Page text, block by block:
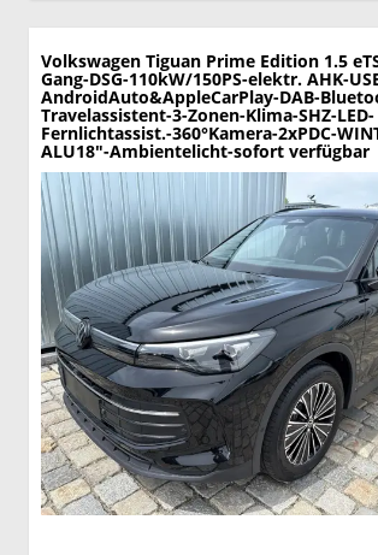
Volkswagen Tiguan Prime Edition 1.5
Gang-DSG-110kW/150PS-elektr. AHK-
AndroidAuto&AppleCarPlay-DAB-
Travelassistent-3-Zonen-Klima-SHZ-LED-
Fernlichtassist.-360°Kamera-2xPDC-
ALU18"-Ambientelicht-sofort verfügbar